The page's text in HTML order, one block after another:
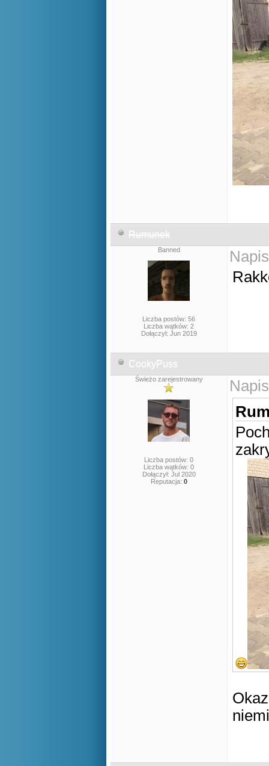
Rumunek
Banned
Liczba postów: 56
Liczba wątków: 2
Dołączył: Jun 2019
CookyPuss
Świeżo zarejestrowany
Liczba postów: 0
Liczba wątków: 0
Dołączył: Jul 2020
Reputacja: 0